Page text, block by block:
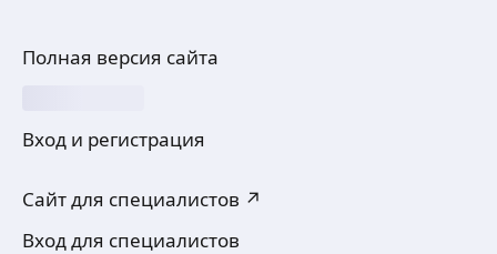
Полная версия сайта
Вход и регистрация
Сайт для специалистов ↗
Вход для специалистов